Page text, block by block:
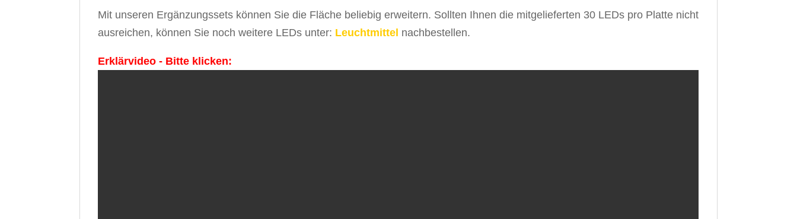
Mit unseren Ergänzungssets können Sie die Fläche beliebig erweitern. Sollten Ihnen die mitgelieferten 30 LEDs pro Platte nicht
ausreichen, können Sie noch weitere LEDs unter: Leuchtmittel nachbestellen.
Erklärvideo - Bitte klicken: